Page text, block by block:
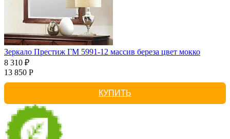
Зеркало Престиж ГМ 5991-12 массив береза цвет мокко
8 310 ₽
13 850 Р
КУПИТЬ